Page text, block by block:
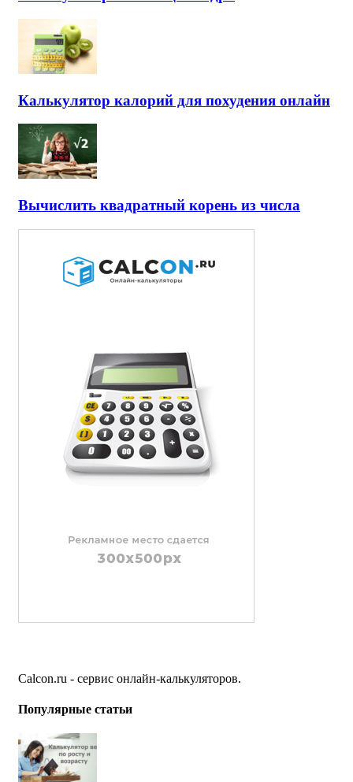
Калькулятор калорий для похудения онлайн
Вычислить квадратный корень из числа
Calcon.ru - сервис онлайн-калькуляторов.
Популярные статьи